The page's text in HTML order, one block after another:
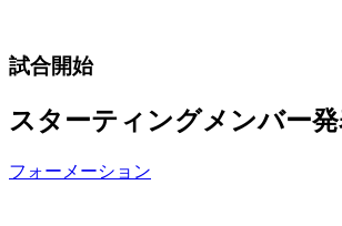
試合開始
スターティングメンバー
フォーメーション